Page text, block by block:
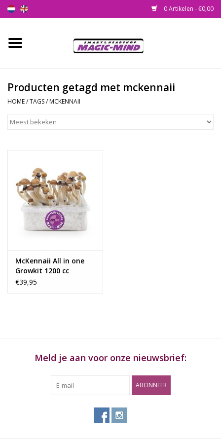
0 Artikelen - €0,00
Home
Smartshop
Health Supplies
Psychedelic
Sale
Producten getagd met mckennaii
HOME/TAGS/ MCKENNAII
McKennaii All in one
Growkit 1200 cc
€39,95
Meld je aan voor onze nieuwsbrief:
ABONNEER